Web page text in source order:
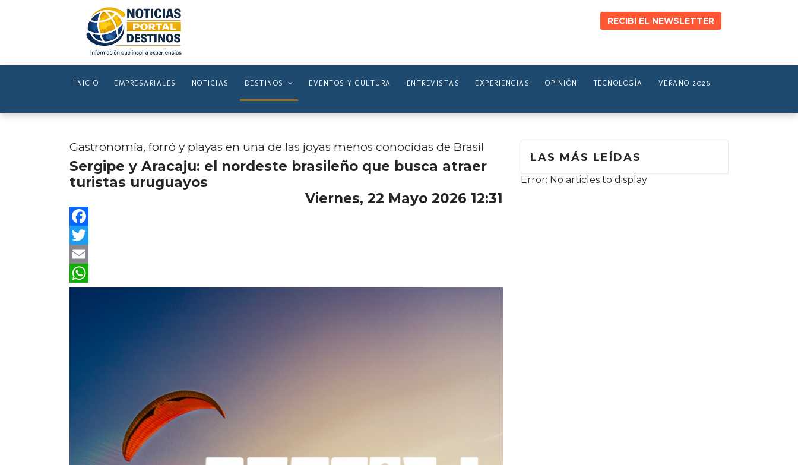
RECIBI EL NEWSLETTER
INICIO EMPRESARIALES NOTICIAS DESTINOS EVENTOS Y CULTURA ENTREVISTAS EXPERIENCIAS OPINIÓN TECNOLOGÍA VERANO 2026
Gastronomía, forró y playas en una de las joyas menos conocidas de Brasil
Sergipe y Aracaju: el nordeste brasileño que busca atraer
turistas uruguayos
Viernes, 22 Mayo 2026 12:31
Facebook
Twitter
Email
WhatsApp
LAS MÁS LEÍDAS
Error: No articles to display